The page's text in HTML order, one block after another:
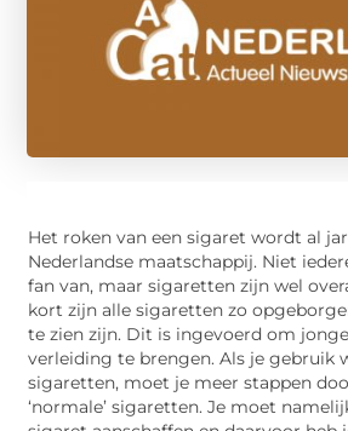
Het roken van een sigaret wordt al
Nederlandse maatschappij. Niet
fan van, maar sigaretten zijn wel
kort zijn alle sigaretten zo
te zien zijn. Dit is ingevoerd om
verleiding te brengen. Als je gebruik
sigaretten, moet je meer stappen
‘normale’ sigaretten. Je moet